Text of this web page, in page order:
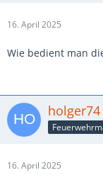
16. April 2025
Wie bedient man
holger74
16. April 2025